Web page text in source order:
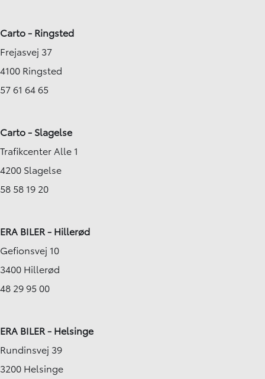
Carto - Ringsted
Frejasvej 37
4100 Ringsted
57 61 64 65
Carto - Slagelse
Trafikcenter Alle 1
4200 Slagelse
58 58 19 20
ERA BILER - Hillerød
Gefionsvej 10
3400 Hillerød
48 29 95 00
ERA BILER - Helsinge
Rundinsvej 39
3200 Helsinge